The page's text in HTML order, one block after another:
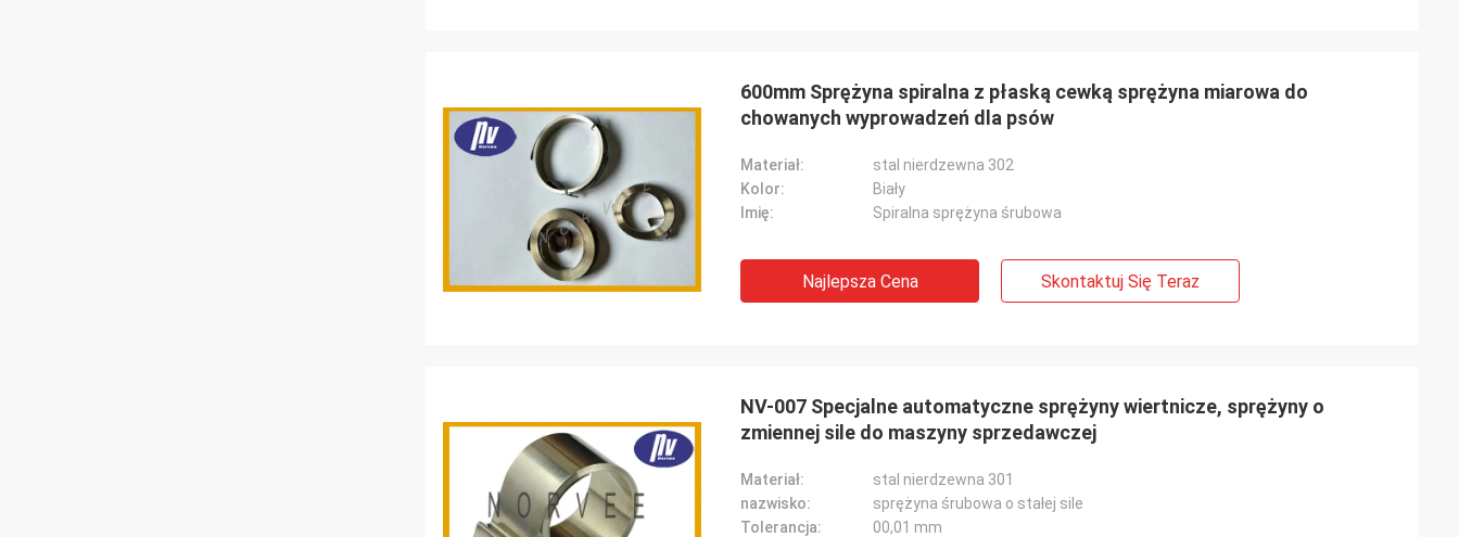
600mm Sprężyna spiralna z płaską cewką sprężyna miarowa do
chowanych wyprowadzeń dla psów
Materiał:
stal nierdzewna 302
Kolor:
Biały
Imię:
Spiralna sprężyna śrubowa
Najlepsza Cena Skontaktuj Się Teraz
NV-007 Specjalne automatyczne sprężyny wiertnicze, sprężyny o
zmiennej sile do maszyny sprzedawczej
Materiał:
stal nierdzewna 301
nazwisko:
sprężyna śrubowa o stałej sile
Tolerancja:
00,01 mm